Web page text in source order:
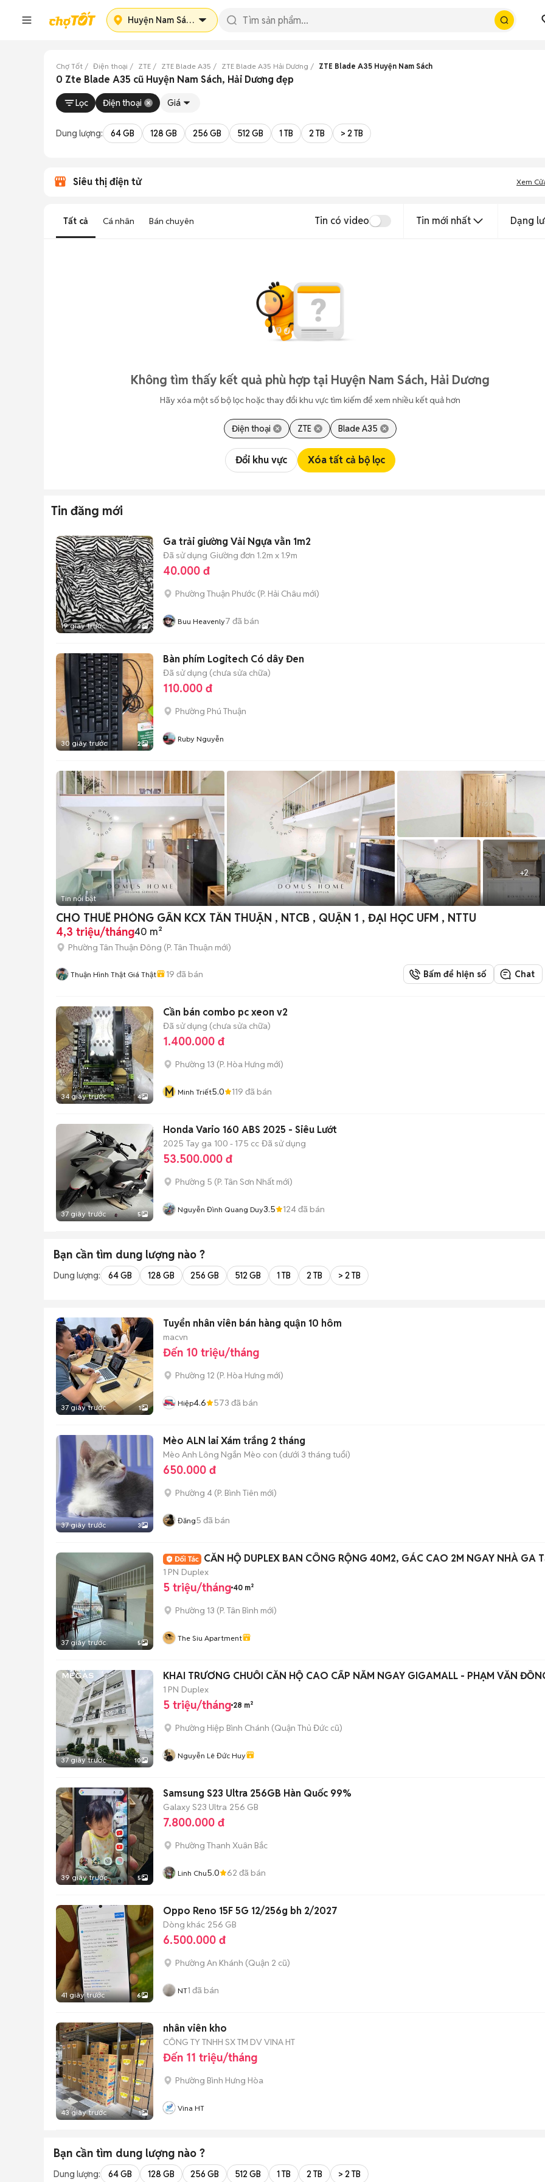
Huyện Nam Sách
Chợ Tốt Điện thoại ZTE ZTE Blade A35 ZTE Blade A35 Hải Dương ZTE Blade A35 Huyện Nam Sách
0 Zte Blade A35 cũ Huyện Nam Sách, Hải Dương đẹp
Lọc Điện thoại Giá
Dung lượng: 64 GB 128 GB 256 GB 512 GB 1 TB 2 TB > 2 TB
Siêu thị điện tử Xem
Tất cả Cá nhân Bán chuyên Tin có video Tin mới nhất Dạng
Không tìm thấy kết quả phù hợp tại Huyện Nam Sách, Hải Dương
Hãy xóa một số bộ lọc hoặc thay đổi khu vực tìm kiếm để xem nhiều kết quả hơn
Điện thoại ZTE Blade A35
Đổi khu vực Xóa tất cả bộ lọc
Tin đăng mới
19 giây trước 2
Ga trải giường Vải Ngựa vằn 1m2
Đã sử dụng Giường đơn 1.2m x 1.9m
40.000 đ
Phường Thuận Phước (P. Hải Châu mới)
Buu Heavenly7 đã bán
30 giây trước 2
Bàn phím Logitech Có dây Đen
Đã sử dụng (chưa sửa chữa)
110.000 đ
Phường Phú Thuận
Ruby Nguyễn
+2
Tin nổi bật
CHO THUÊ PHÒNG GẦN KCX TÂN THUẬN , NTCB , QUẬN 1 , ĐẠI HỌC UFM , NTTU
4,3 triệu/tháng40 m²
Phường Tân Thuận Đông (P. Tân Thuận mới)
Thuận Hình Thật Giá Thật 19 đã bán Bấm để hiện số Chat
34 giây trước 4
Cần bán combo pc xeon v2
Đã sử dụng (chưa sửa chữa)
1.400.000 đ
Phường 13 (P. Hòa Hưng mới)
M Minh Triết5.0 119 đã bán
37 giây trước 5
Honda Vario 160 ABS 2025 - Siêu Lướt
2025 Tay ga 100 - 175 cc Đã sử dụng
53.500.000 đ
Phường 5 (P. Tân Sơn Nhất mới)
Nguyễn Đình Quang Duy3.5 124đã bán
Bạn cần tìm dung lượng nào ?
Dung lượng: 64 GB 128 GB 256 GB 512 GB 1 TB 2 TB > 2 TB
37 giây trước 1
Tuyển nhân viên bán hàng quận 10 hôm
macvn
Đến 10 triệu/tháng
Phường 12 (P. Hòa Hưng mới)
Hiệp4.6 573 đã bán
37 giây trước 3
Mèo ALN lai Xám trắng 2 tháng
Mèo Anh Lông Ngắn Mèo con (dưới 3 tháng tuổi)
650.000 đ
Phường 4 (P. Bình Tiên mới)
Đăng5 đã bán
37 giây trước 5
CĂN HỘ DUPLEX BAN CÔNG RỘNG 40M2, GÁC CAO 2M NGAY NHÀ GA
1 PN Duplex
5 triệu/tháng 40 m²
Phường 13 (P. Tân Bình mới)
The Siu Apartment
37 giây trước 10
KHAI TRƯƠNG CHUỖI CĂN HỘ CAO CẤP NẰM NGAY GIGAMALL - PHẠM VĂN
1 PN Duplex
5 triệu/tháng 28 m²
Phường Hiệp Bình Chánh (Quận Thủ Đức cũ)
Nguyễn Lê Đức Huy
39 giây trước 5
Samsung S23 Ultra 256GB Hàn Quốc 99%
Galaxy S23 Ultra 256 GB
7.800.000 đ
Phường Thanh Xuân Bắc
Linh Chu5.0 62 đã bán
41 giây trước 6
Oppo Reno 15F 5G 12/256g bh 2/2027
Dòng khác 256 GB
6.500.000 đ
Phường An Khánh (Quận 2 cũ)
NT1 đã bán
43 giây trước 1
nhân viên kho
CÔNG TY TNHH SX TM DV VINA HT
Đến 11 triệu/tháng
Phường Bình Hưng Hòa
Vina HT
Bạn cần tìm dung lượng nào ?
Dung lượng: 64 GB 128 GB 256 GB 512 GB 1 TB 2 TB > 2 TB